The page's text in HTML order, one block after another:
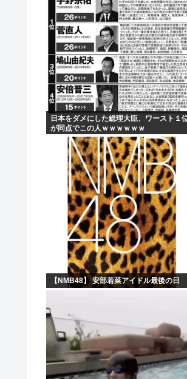
【悲報】初の日本代表で出番なし
KDDI、楽天への回線貸し出し終
『この美人と結婚できる権利』
【画像】骨格ストレートな女さん
日産e-power、無給油で1980km
【画像】思わず保存したくなる
NHK「連続テレビ小説」で描い
日本をダメにした総理大臣、ワースト１
が同点でこの人ｗｗｗｗｗｗ
【NMB48】 安部若菜アイドル最後の日